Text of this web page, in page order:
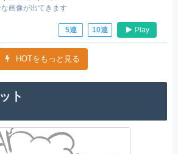
な画像が出てきます
5連 10連 Play
HOTをもっと見る
ト